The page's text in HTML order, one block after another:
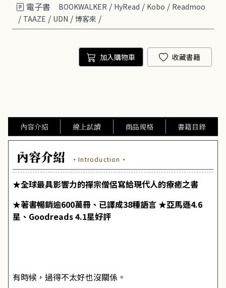
電子書
BOOKWALKER / HyRead / Kobo / Readmoo
/ TAAZE / UDN / 博客來 /
加入購物車 收藏書籍
內容介紹 線上試讀 商品規格 書籍目錄
內容介紹 ·Introduction·
★全球最具影響力的禪宗僧侶寫給現代人的療癒之書
★著書暢銷逾600萬冊、已譯成38種語言 ★亞馬遜4.6
星、Goodreads 4.1星好評
有時候，過得不太好也沒關係。